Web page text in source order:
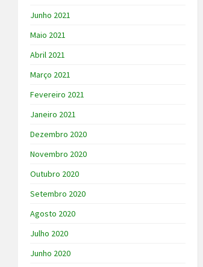
Junho 2021
Maio 2021
Abril 2021
Março 2021
Fevereiro 2021
Janeiro 2021
Dezembro 2020
Novembro 2020
Outubro 2020
Setembro 2020
Agosto 2020
Julho 2020
Junho 2020